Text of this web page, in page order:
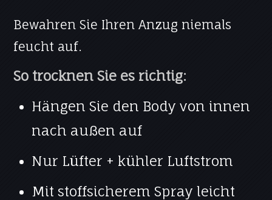
Bewahren Sie Ihren Anzug niemals
feucht auf.
So trocknen Sie es richtig:
Hängen Sie den Body von innen
nach außen auf
Nur Lüfter + kühler Luftstrom
Mit stoffsicherem Spray leicht